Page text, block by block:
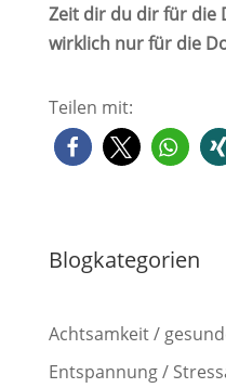
Zeit dir du dir für die
wirklich nur für die
Teilen mit:
Blogkategorien
Achtsamkeit /
Entspannung /